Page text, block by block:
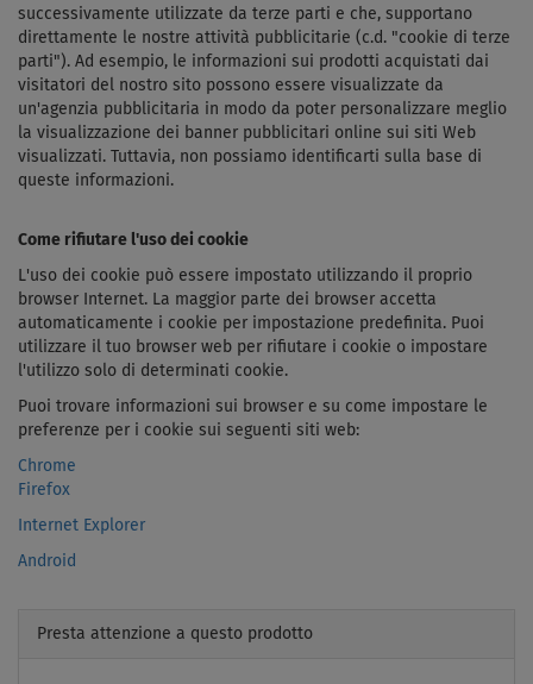
successivamente utilizzate da terze parti e che, supportano
direttamente le nostre attività pubblicitarie (c.d. "cookie di terze
parti"). Ad esempio, le informazioni sui prodotti acquistati dai
visitatori del nostro sito possono essere visualizzate da
un'agenzia pubblicitaria in modo da poter personalizzare meglio
la visualizzazione dei banner pubblicitari online sui siti Web
visualizzati. Tuttavia, non possiamo identificarti sulla base di
queste informazioni.
Come rifiutare l'uso dei cookie
L'uso dei cookie può essere impostato utilizzando il proprio
browser Internet. La maggior parte dei browser accetta
automaticamente i cookie per impostazione predefinita. Puoi
utilizzare il tuo browser web per rifiutare i cookie o impostare
l'utilizzo solo di determinati cookie.
Puoi trovare informazioni sui browser e su come impostare le
preferenze per i cookie sui seguenti siti web:
Chrome
Firefox
Internet Explorer
Android
Presta attenzione a questo prodotto